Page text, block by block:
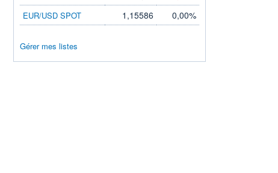
EUR/USD SPOT 1,15586 0,00%
Gérer mes listes